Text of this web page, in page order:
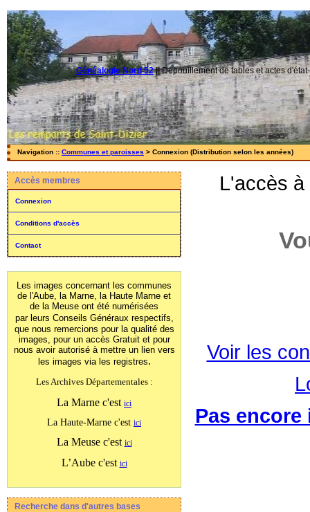
Généalogie Nord 52||Dépouillement de tables et actes
Navigation :: Communes et paroisses > Connexion (Distribution selon les années)
Accès membres
Connexion
Conditions d'accès
Contact
Les images concernant les communes
de l'Aube, la Marne, la Haute Marne et
de la Meuse ont été numérisées
par leurs Conseils Généraux respectifs,
que nous remercions pour la qualité des
images, pour un accès Gratuit et pour
nous avoir autorisé à mettre un lien vers
les images via les registres.
Les Archives Départementales :
La Marne c'est ici
La Haute-Marne c'est ici
La Meuse c'est ici
L’Aube c'est ici
Recherche dans d'autres bases
L'accès
Voir les
Pas